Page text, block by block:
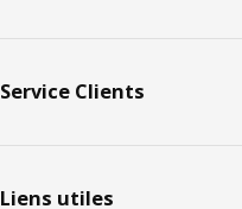
Service Clients
Liens utiles